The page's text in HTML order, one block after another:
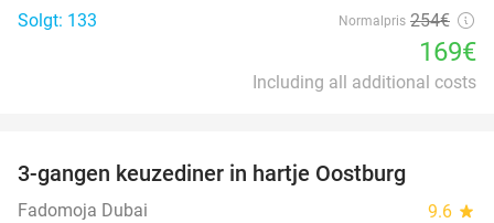
Solgt: 133
Normalpris 254€
169€
Including all additional costs
3-gangen keuzediner in hartje Oostburg
Fadomoja Dubai 9.6 star